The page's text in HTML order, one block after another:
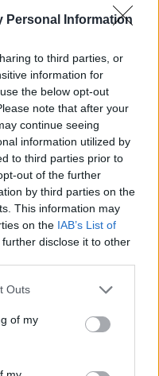
Personal Information
to third parties, or
information for
the below opt-out
note that after your
continue seeing
information utilized by
to third parties prior to
out of the further
by third parties on the
This information may
on the IAB’s List of
disclose it to other
Outs
of my
για μια
το
κρισιμότερα
αξία
και στα λιμάνια.
με ταχύτητα και
της
του Λαυρίου και
έργα, ο
για τα προϊόντα
«getaway port» για
της
ρόλο «bypass».
τόνισε ότι όλα τα
ολοκληρωμένο